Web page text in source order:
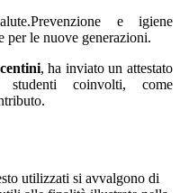
Prevenzione e igiene
per le nuove generazioni.
, ha inviato un attestato
coinvolti, come
utilizzati si avvalgono di